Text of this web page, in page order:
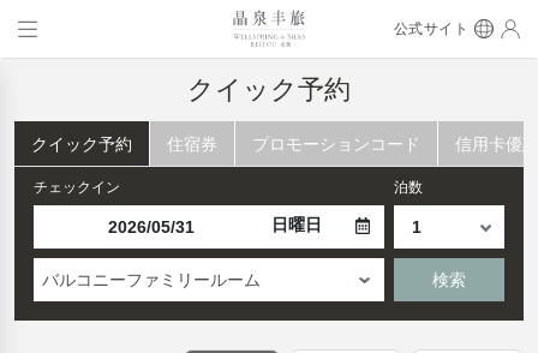
公式サイト
クイック予約
クイック予約 住宿券 プロモーションコード 信用卡優惠
チェックイン
日曜日
泊数
バルコニーファミリールーム 検索